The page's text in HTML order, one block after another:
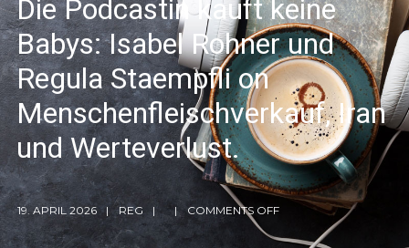
Die Podcastin kauft keine
Babys: Isabel Rohner und
Regula Staempfli on
Menschenfleischverkauf, Iran
und Werteverlust.
19. APRIL 2026 REG COMMENTS OFF